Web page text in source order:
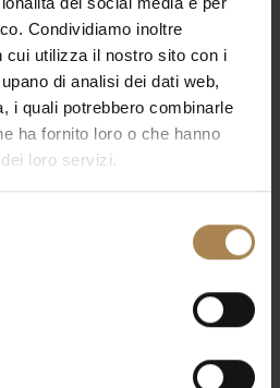
Condividiamo inoltre
cui utilizza il nostro sito con i
di analisi dei dati web,
i quali potrebbero combinarle
ha fornito loro o che hanno
loro servizi.
I-Dayspresso l’Ippodromo
95a Milano – il
per soggiornare a
del Royal Garden Hotel
comodamente in
–